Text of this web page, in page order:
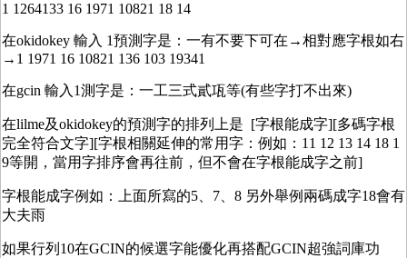
1 1264133 16 1971 10821 18 14
在okidokey 輸入 1預測字是：一有不要下可在→相對應字根如右
→1 1971 16 10821 136 103 19341
在gcin 輸入1測字是：一工三式貳瓨等(有些字打不出來)
在lilme及okidokey的預測字的排列上是 [字根能成字][多碼字根
完全符合文字][字根相關延伸的常用字：例如：11 12 13 14 18 1
9等開，當用字排序會再往前，但不會在字根能成字之前]
字根能成字例如：上面所寫的5、7、8 另外舉例兩碼成字18會有
大夫雨
如果行列10在GCIN的候選字能優化再搭配GCIN超強詞庫功